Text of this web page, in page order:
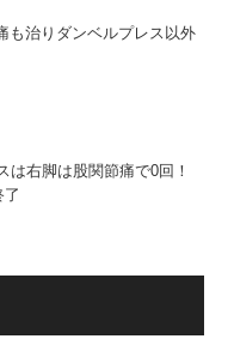
も治りダンベルプレス以外
は右脚は股関節痛で0回！